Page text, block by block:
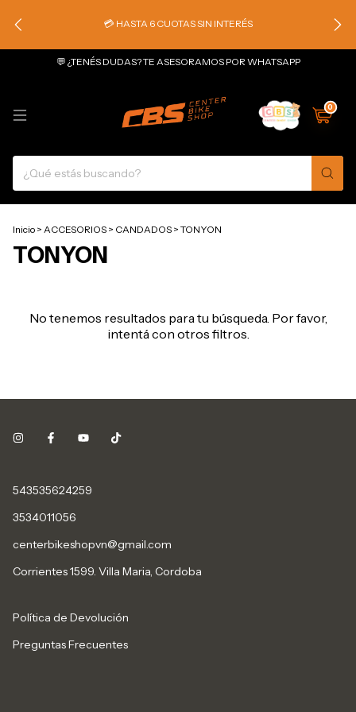
💳 HASTA 6 CUOTAS SIN INTERÉS
💬 ¿TENÉS DUDAS? TE ASESORAMOS POR WHATSAPP
0
Inicio > ACCESORIOS > CANDADOS > TONYON
TONYON
No tenemos resultados para tu búsqueda. Por favor,
intentá con otros filtros.
543535624259
3534011056
centerbikeshopvn@gmail.com
Corrientes 1599. Villa Maria, Cordoba
Política de Devolución
Preguntas Frecuentes